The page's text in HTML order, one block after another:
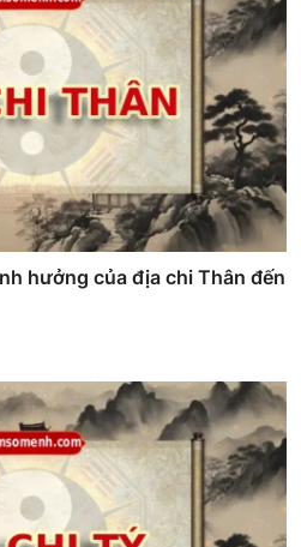
hưởng của địa chi Thân đến